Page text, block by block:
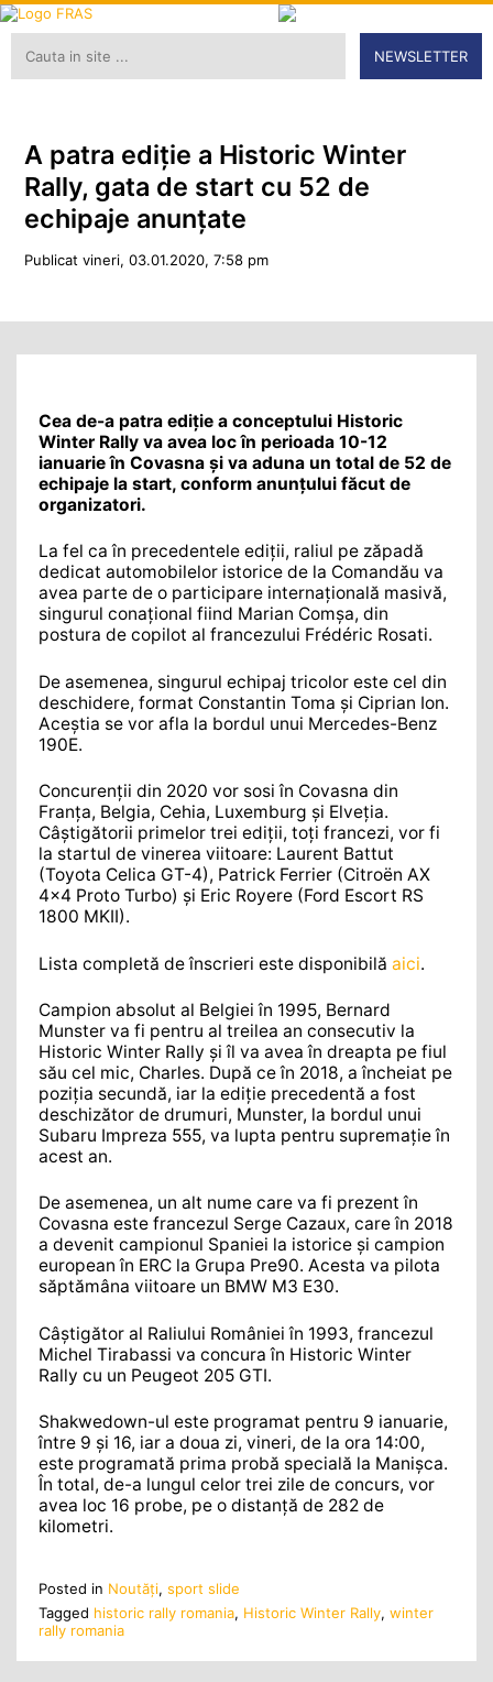
NEWSLETTER
A patra ediție a Historic Winter
Rally, gata de start cu 52 de
echipaje anunțate
Publicat vineri, 03.01.2020, 7:58 pm
Cea de-a patra ediție a conceptului Historic
Winter Rally va avea loc în perioada 10-12
ianuarie în Covasna și va aduna un total de 52 de
echipaje la start, conform anunțului făcut de
organizatori.
La fel ca în precedentele ediții, raliul pe zăpadă
dedicat automobilelor istorice de la Comandău va
avea parte de o participare internațională masivă,
singurul conațional fiind Marian Comșa, din
postura de copilot al francezului Frédéric Rosati.
De asemenea, singurul echipaj tricolor este cel din
deschidere, format Constantin Toma și Ciprian Ion.
Aceștia se vor afla la bordul unui Mercedes-Benz
190E.
Concurenții din 2020 vor sosi în Covasna din
Franța, Belgia, Cehia, Luxemburg și Elveția.
Câștigătorii primelor trei ediții, toți francezi, vor fi
la startul de vinerea viitoare: Laurent Battut
(Toyota Celica GT-4), Patrick Ferrier (Citroën AX
4×4 Proto Turbo) și Eric Royere (Ford Escort RS
1800 MKII).
Lista completă de înscrieri este disponibilă aici.
Campion absolut al Belgiei în 1995, Bernard
Munster va fi pentru al treilea an consecutiv la
Historic Winter Rally și îl va avea în dreapta pe fiul
său cel mic, Charles. După ce în 2018, a încheiat pe
poziția secundă, iar la ediție precedentă a fost
deschizător de drumuri, Munster, la bordul unui
Subaru Impreza 555, va lupta pentru supremație în
acest an.
De asemenea, un alt nume care va fi prezent în
Covasna este francezul Serge Cazaux, care în 2018
a devenit campionul Spaniei la istorice și campion
european în ERC la Grupa Pre90. Acesta va pilota
săptămâna viitoare un BMW M3 E30.
Câștigător al Raliului României în 1993, francezul
Michel Tirabassi va concura în Historic Winter
Rally cu un Peugeot 205 GTI.
Shakwedown-ul este programat pentru 9 ianuarie,
între 9 și 16, iar a doua zi, vineri, de la ora 14:00,
este programată prima probă specială la Manișca.
În total, de-a lungul celor trei zile de concurs, vor
avea loc 16 probe, pe o distanță de 282 de
kilometri.
Posted in Noutăţi, sport slide
Tagged historic rally romania, Historic Winter Rally, winter
rally romania